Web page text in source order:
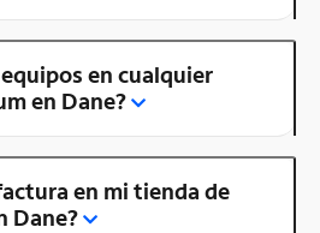
en cualquier
en Dane?
en mi tienda de
Dane?